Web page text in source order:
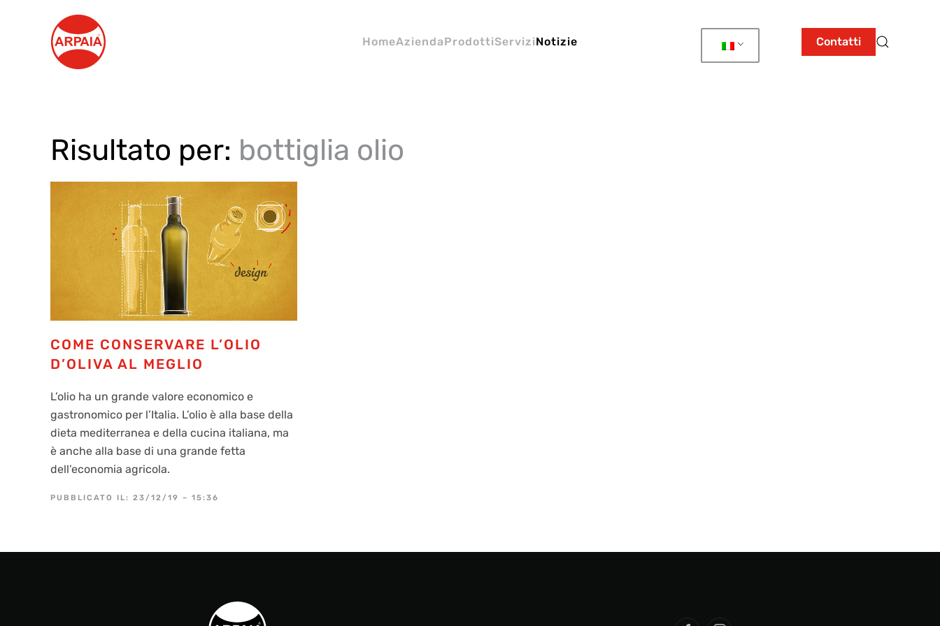
Skip to main content
HomeAziendaProdottiServiziNotizie Contatti
Risultato per: bottiglia olio
COME CONSERVARE L’OLIO
D’OLIVA AL MEGLIO
L’olio ha un grande valore economico e
gastronomico per l’Italia. L’olio è alla base della
dieta mediterranea e della cucina italiana, ma
è anche alla base di una grande fetta
dell’economia agricola.
PUBBLICATO IL: 23/12/19 – 15:36